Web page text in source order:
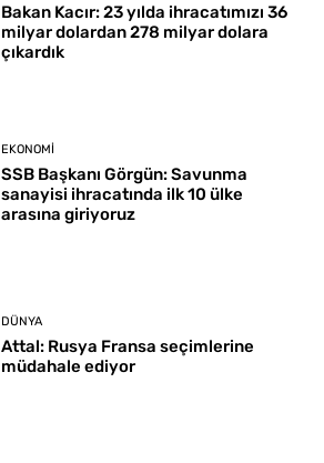
Bakan Kacır: 23 yılda ihracatımızı 36
milyar dolardan 278 milyar dolara
çıkardık
EKONOMI
SSB Başkanı Görgün: Savunma
sanayisi ihracatında ilk 10 ülke
arasına giriyoruz
DÜNYA
Attal: Rusya Fransa seçimlerine
müdahale ediyor